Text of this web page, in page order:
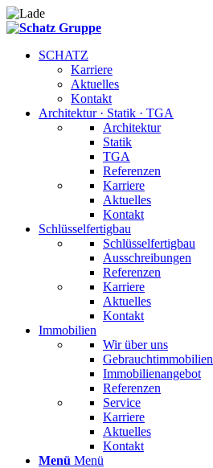
SCHATZ
Karriere
Aktuelles
Kontakt
Architektur · Statik · TGA
Architektur
Statik
TGA
Referenzen
Karriere
Aktuelles
Kontakt
Schlüsselfertigbau
Schlüsselfertigbau
Ausschreibungen
Referenzen
Karriere
Aktuelles
Kontakt
Immobilien
Wir über uns
Gebrauchtimmobilien
Immobilienangebot
Referenzen
Service
Karriere
Aktuelles
Kontakt
Menü Menü